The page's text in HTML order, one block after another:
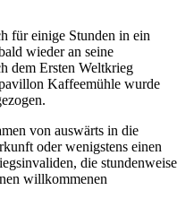
für einige Stunden in ein
wieder an seine
dem Ersten Weltkrieg
Kaffeemühle wurde
von auswärts in die
oder wenigstens einen
die stundenweise
willkommenen